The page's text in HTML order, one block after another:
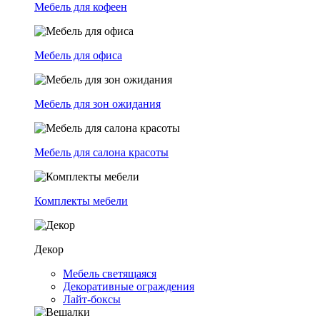
Мебель для кофеен
Мебель для офиса
Мебель для зон ожидания
Мебель для салона красоты
Комплекты мебели
Декор
Мебель светящаяся
Декоративные ограждения
Лайт-боксы